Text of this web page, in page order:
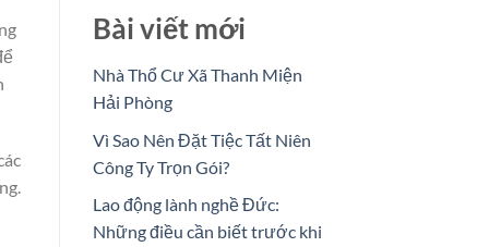
Bài viết mới
Nhà Thổ Cư Xã Thanh Miện
Hải Phòng
Vì Sao Nên Đặt Tiệc Tất Niên
Công Ty Trọn Gói?
Lao động lành nghề Đức:
Những điều cần biết trước khi